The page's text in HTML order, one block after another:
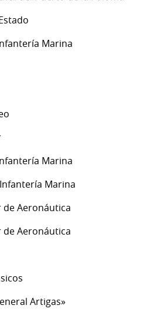
Marina
Marina
Marina
de Aeronáutica
de Aeronáutica
Artigas»